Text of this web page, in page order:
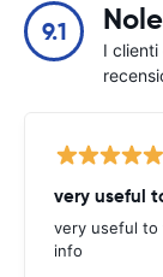
9.1
I clienti
very useful
very useful to
info